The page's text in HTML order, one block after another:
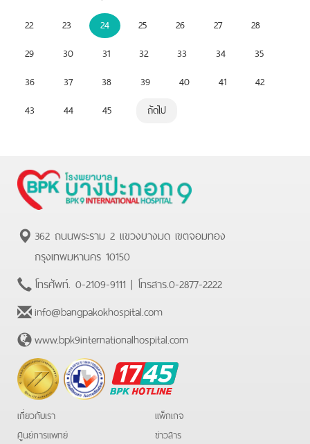
22
23 24 25 26 27
28
29
30 31 32 33 34
35
36
37 38 39 40 41
42
43
44 45 ถัดไป
362 ถนนพระราม 2 แขวงบางมด เขตจอมทอง
กรุงเทพมหานคร 10150
โทรศัพท์. 0-2109-9111 | โทรสาร.0-2877-2222
info@bangpakokhospital.com
www.bpk9internationalhospital.com
BPK
Hotline
เกี่ยวกับเรา
ศูนย์การแพทย์
แพ็กเกจ
ข่าวสาร